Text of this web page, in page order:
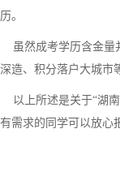
历。
虽然成考学历含金量
深造、积分落户大城市
以上所述是关于“湖南
有需求的同学可以放心